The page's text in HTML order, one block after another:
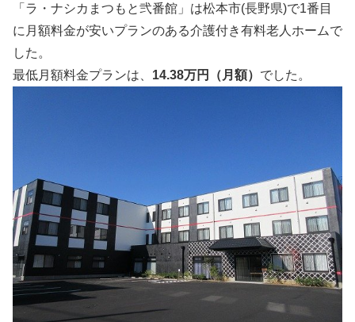
「ラ・ナシカまつもと弐番館」は松本市(長野県)で1番目
に月額料金が安いプランのある介護付き有料老人ホームで
した。
最低月額料金プランは、 14.38万円（月額） でした。